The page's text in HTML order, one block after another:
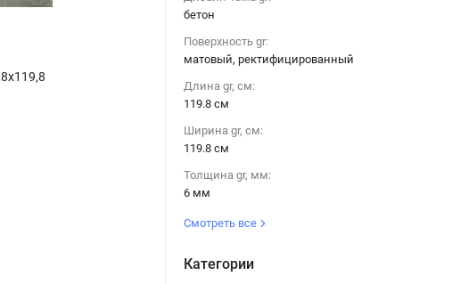
бетон
Поверхность gr:
матовый, ректифицированный
Длина gr, см:
119.8 см
Ширина gr, см:
119.8 см
Толщина gr, мм:
6 мм
Смотреть все
Категории